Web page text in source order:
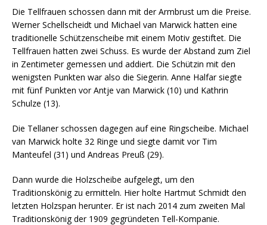
Die Tellfrauen schossen dann mit der Armbrust um die Preise.
Werner Schellscheidt und Michael van Marwick hatten eine
traditionelle Schützenscheibe mit einem Motiv gestiftet. Die
Tellfrauen hatten zwei Schuss. Es wurde der Abstand zum Ziel
in Zentimeter gemessen und addiert. Die Schützin mit den
wenigsten Punkten war also die Siegerin. Anne Halfar siegte
mit fünf Punkten vor Antje van Marwick (10) und Kathrin
Schulze (13).
Die Tellaner schossen dagegen auf eine Ringscheibe. Michael
van Marwick holte 32 Ringe und siegte damit vor Tim
Manteufel (31) und Andreas Preuß (29).
Dann wurde die Holzscheibe aufgelegt, um den
Traditionskönig zu ermitteln. Hier holte Hartmut Schmidt den
letzten Holzspan herunter. Er ist nach 2014 zum zweiten Mal
Traditionskönig der 1909 gegründeten Tell-Kompanie.